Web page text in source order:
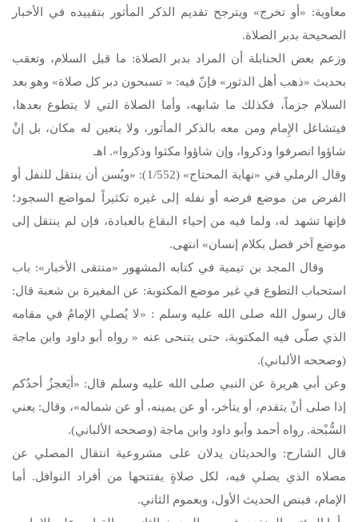
معاوية: «أو تخرج» ويترجح تقديم الذكر المأثور بتقييده في الأخبار
الصحيحة بدبر الصلاة.
وزعم بعض الحنابلة أن المراد بدبر الصلاة: ما قبل السلام، وتعقب
بحديث «ذهب أهل الدثور» فإنّ فيه: « تسبحون دبر كل صلاة» وهو بعد
السلام جزماً، فكذلك ما شابهه، وأما الصلاة التي لا يتطوع بعدها،
فيتشاغل الإِمام ومن معه بالذكر المأثور، ولا يتعين له مكان، بل إنْ
شاؤوا انصرفوا وذكروا، وإن شاؤوا مكثوا وذكروا». اهـ
وقال الرملي في «نهاية المحتاج» (1/552): «ويُسن أن ينتقل للنفل أو
الفرض من موضع فرضه أو نفله إلى غيره تكثيراً لمواضع السجود؛
فإنها تشهد له، ولما فيه من إحياء البقاع بالعبادة، فإن لم ينتقل إلى
موضع آخر فصل بكلام إنسان» انتهى.
وقال المجد بن تيمية في كتابه المشهور «منتقى الأخبار»: باب
استحباب التطوع في غير موضع المكتوبة: عن المغيرة بن شعبة قال:
قال رسول الله صلى الله عليه وسلم : «لا يُصلي الإمامُ في مقامه
الذي صلّى فيه المكتوبة، حتى يتنحى عنه « رواه أبو داود وابن ماجة
(وصححه الألباني).
وعن أبي هريرة عن النبي صلى الله عليه وسلم قال: «أيَعجزُ أحدُكم
إذا صلى أنْ يتقدم، أو يتأخر، أو عن يمينه، أو عن شماله»، وقال: يعني
السُّبْحة. رواه أحمد وأبو داود وابن ماجة (وصححه الألباني).
قال الشارح: والحديثان يدلان على مشروعية انتقال المصلي عن
مصلاه الذي يصلي فيه، لكل صلاةٍ يفتتحها من أفراد النوافل. أما
الإمام، فبنص الحديث الأول، وبعموم الثاني.